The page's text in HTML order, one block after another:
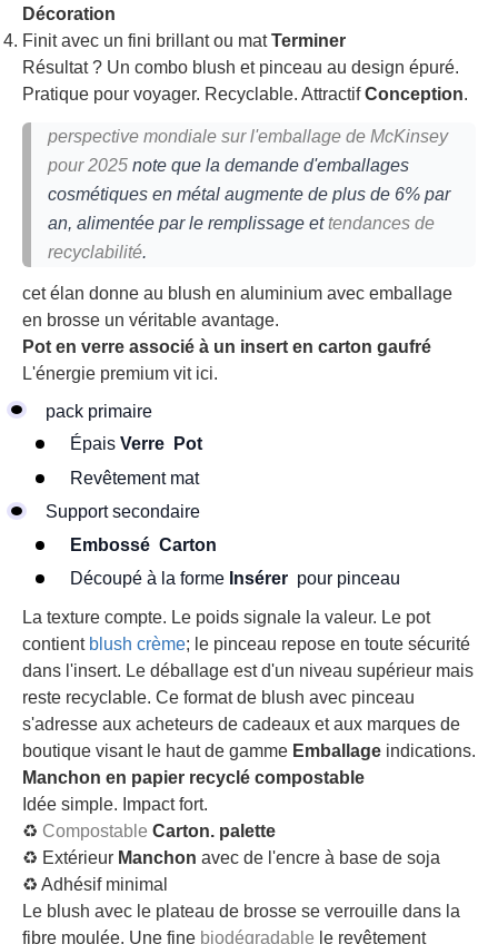
Décoration
Finit avec un fini brillant ou matTerminer
Résultat ? Un combo blush et pinceau au design épuré.
Pratique pour voyager. Recyclable. AttractifConception.
perspective mondiale sur l'emballage de McKinsey
pour 2025 note que la demande d'emballages
cosmétiques en métal augmente de plus de 6% par
an, alimentée par le remplissage ettendances de
recyclabilité.
cet élan donne au blush en aluminium avec emballage
en brosse un véritable avantage.
Pot en verre associé à un insert en carton gaufré
L'énergie premium vit ici.
pack primaire
Épais Verre
Pot
Revêtement mat
Support secondaire
Embossé Carton
Découpé à la forme Insérer pour pinceau
La texture compte. Le poids signale la valeur. Le pot
contient blush crème; le pinceau repose en toute sécurité
dans l'insert. Le déballage est d'un niveau supérieur mais
reste recyclable. Ce format de blush avec pinceau
s'adresse aux acheteurs de cadeaux et aux marques de
boutique visant le haut de gamme Emballage indications.
Manchon en papier recyclé compostable
Idée simple. Impact fort.
♻ Compostable Carton. palette
♻ Extérieur Manchon avec de l'encre à base de soja
♻ Adhésif minimal
Le blush avec le plateau de brosse se verrouille dans la
fibre moulée. Une fine biodégradable le revêtement